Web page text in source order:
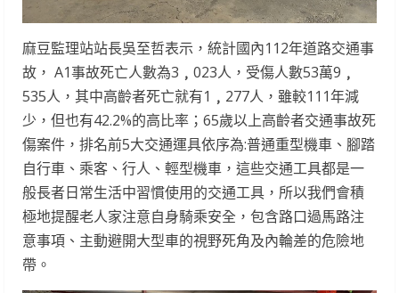
麻豆監理站站長吳至哲表示，統計國內112年道路交通事
故， A1事故死亡人數為3 ﹐ 023人，受傷人數53萬9 ﹐
535人，其中高齡者死亡就有1 ﹐ 277人，雖較111年減
少，但也有42.2%的高比率；65歲以上高齡者交通事故死
傷案件，排名前5大交通運具依序為:普通重型機車、腳踏
自行車、乘客、行人、輕型機車，這些交通工具都是一
般長者日常生活中習慣使用的交通工具，所以我們會積
極地提醒老人家注意自身騎乘安全，包含路口過馬路注
意事項、主動避開大型車的視野死角及內輪差的危險地
帶。